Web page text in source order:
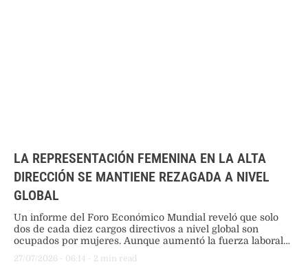
LA REPRESENTACIÓN FEMENINA EN LA ALTA
DIRECCIÓN SE MANTIENE REZAGADA A NIVEL
GLOBAL
Un informe del Foro Económico Mundial reveló que solo
dos de cada diez cargos directivos a nivel global son
ocupados por mujeres. Aunque aumentó la fuerza laboral
los ascensos corporativos.
27/07/2026 - 06:14 - 2 min read